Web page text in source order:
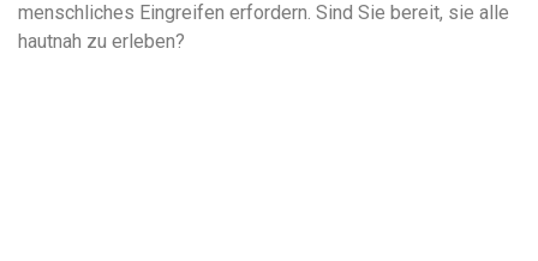
menschliches Eingreifen erfordern. Sind Sie bereit, sie alle
hautnah zu erleben?